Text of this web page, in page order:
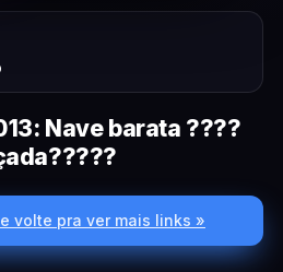
Nave barata ????
e volte pra ver mais links »